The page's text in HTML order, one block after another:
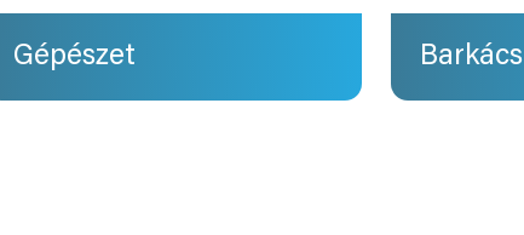
Gépészet Barkács